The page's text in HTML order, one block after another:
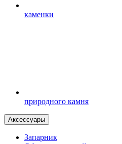
каменки
природного камня
Аксессуары
Запарник